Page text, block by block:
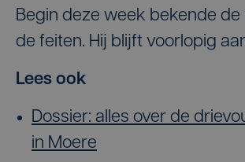
Begin deze week bekende
de feiten. Hij blijft voorlopig
Lees ook
Dossier: alles over de
in Moere